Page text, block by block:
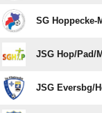
SG Hoppecke-
JSG Hop/​Pad/​
JSG Eversbg/​